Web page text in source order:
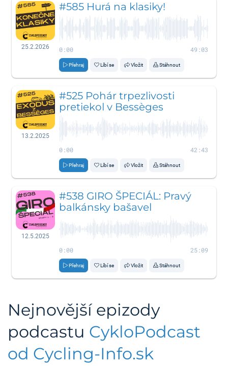
25.2.2026
#585 Hurá na klasiky!
0:00 49:03
Přehraj Líbí se Vložit Stáhnout
13.2.2025
#525 Pohár trpezlivosti
pretiekol v Bessèges
0:00 42:43
Přehraj Líbí se Vložit Stáhnout
12.5.2025
#538 GIRO ŠPECIÁL: Pravý
balkánsky bašavel
0:00 25:09
Přehraj Líbí se Vložit Stáhnout
Nejnovější epizody
podcastu CykloPodcast
od Cycling-Info.sk